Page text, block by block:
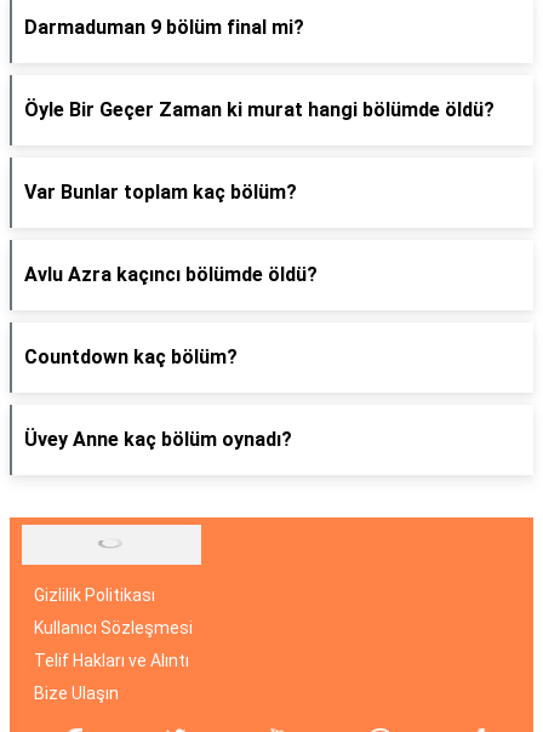
Darmaduman 9 bölüm final mi?
Öyle Bir Geçer Zaman ki murat hangi bölümde öldü?
Var Bunlar toplam kaç bölüm?
Avlu Azra kaçıncı bölümde öldü?
Countdown kaç bölüm?
Üvey Anne kaç bölüm oynadı?
Gizlilik Politikası
Kullanıcı Sözleşmesi
Telif Hakları ve Alıntı
Bize Ulaşın